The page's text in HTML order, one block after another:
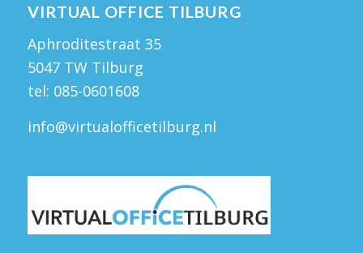
VIRTUAL OFFICE TILBURG
Aphroditestraat 35
5047 TW Tilburg
tel: 085-0601608
info@virtualofficetilburg.nl